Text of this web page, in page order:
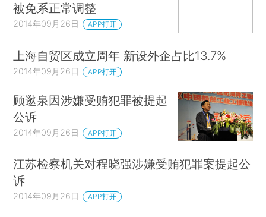
被免系正常调整
2014年09月26日 APP打开
上海自贸区成立周年 新设外企占比13.7%
2014年09月26日 APP打开
顾逖泉因涉嫌受贿犯罪被提起
公诉
2014年09月26日 APP打开
江苏检察机关对程晓强涉嫌受贿犯罪案提起公
诉
2014年09月26日 APP打开